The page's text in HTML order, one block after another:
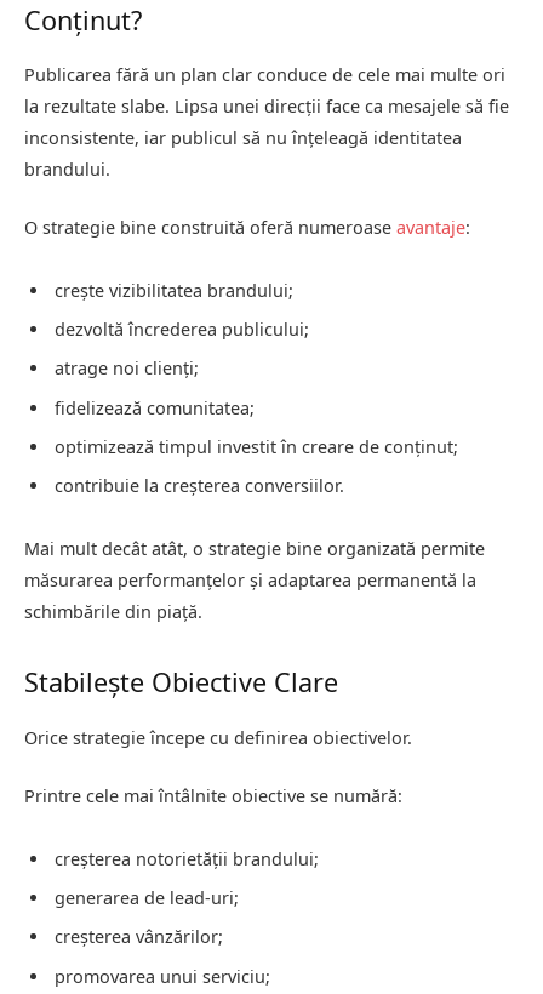
Conținut?
Publicarea fără un plan clar conduce de cele mai multe ori
la rezultate slabe. Lipsa unei direcții face ca mesajele să fie
inconsistente, iar publicul să nu înțeleagă identitatea
brandului.
O strategie bine construită oferă numeroase avantaje:
crește vizibilitatea brandului;
dezvoltă încrederea publicului;
atrage noi clienți;
fidelizează comunitatea;
optimizează timpul investit în creare de conținut;
contribuie la creșterea conversiilor.
Mai mult decât atât, o strategie bine organizată permite
măsurarea performanțelor și adaptarea permanentă la
schimbările din piață.
Stabilește Obiective Clare
Orice strategie începe cu definirea obiectivelor.
Printre cele mai întâlnite obiective se numără:
creșterea notorietății brandului;
generarea de lead-uri;
creșterea vânzărilor;
promovarea unui serviciu;